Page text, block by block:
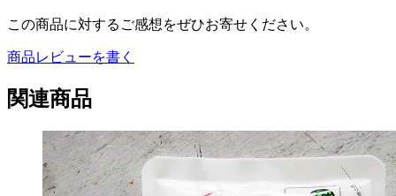
この商品に対するご感想をぜひお寄せください。
商品レビューを書く
関連商品